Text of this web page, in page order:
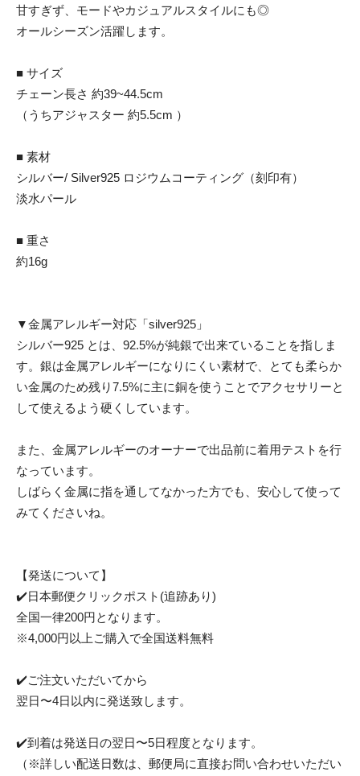
甘すぎず、モードやカジュアルスタイルにも◎
オールシーズン活躍します。
■ サイズ
チェーン長さ 約39~44.5cm
（うちアジャスター 約5.5cm ）
■ 素材
シルバー/ Silver925 ロジウムコーティング（刻印有）
淡水パール
■ 重さ
約16g
▼金属アレルギー対応「silver925」
シルバー925 とは、92.5%が純銀で出来ていることを指しま
す。銀は金属アレルギーになりにくい素材で、とても柔らか
い金属のため残り7.5%に主に銅を使うことでアクセサリーと
して使えるよう硬くしています。
また、金属アレルギーのオーナーで出品前に着用テストを行
なっています。
しばらく金属に指を通してなかった方でも、安心して使って
みてくださいね。
【発送について】
✔️日本郵便クリックポスト(追跡あり)
全国一律200円となります。
※4,000円以上ご購入で全国送料無料
✔️ご注文いただいてから
翌日〜4日以内に発送致します。
✔️到着は発送日の翌日〜5日程度となります。
（※詳しい配送日数は、郵便局に直接お問い合わせいただい